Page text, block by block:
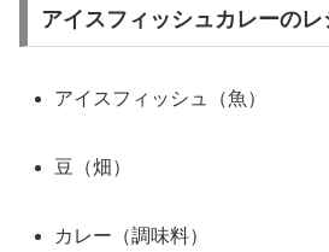
アイスフィッシュカレーのレ
アイスフィッシュ（魚）
豆（畑）
カレー（調味料）